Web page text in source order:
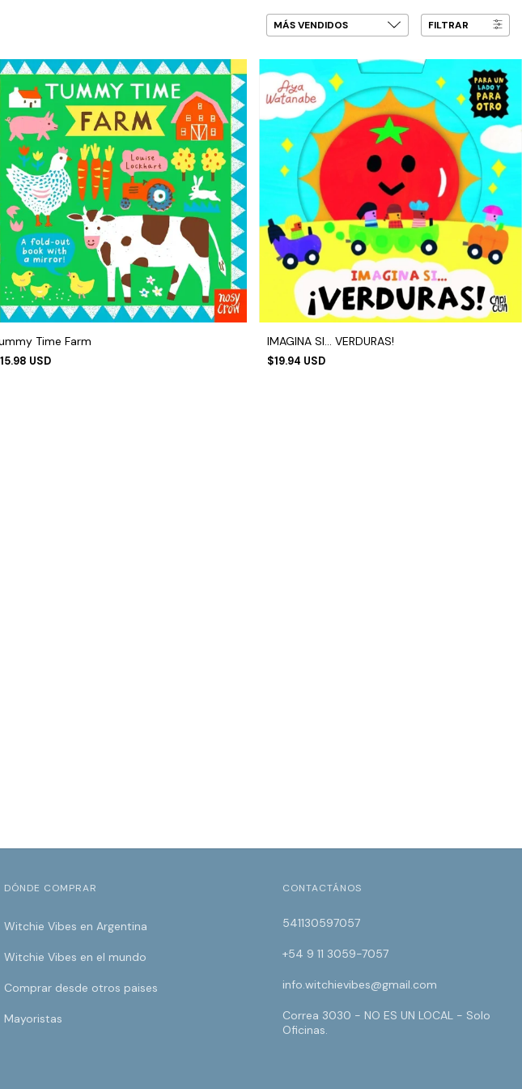
FILTRAR
Time Farm
USD
IMAGINA SI... VERDURAS!
$19.94 USD
DÓNDE COMPRAR
Witchie Vibes en Argentina
Witchie Vibes en el mundo
Comprar desde otros paises
Mayoristas
CONTACTÁNOS
541130597057
+54 9 11 3059-7057
info.witchievibes@gmail.com
Correa 3030 - NO ES UN LOCAL - Solo
Oficinas.